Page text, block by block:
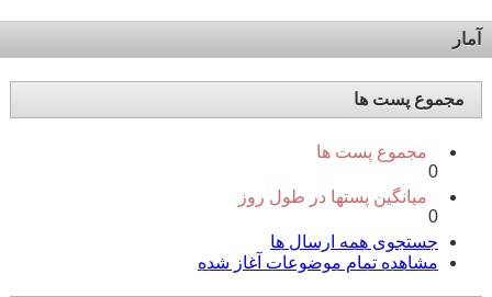
آمار
مجموع پست ها
مجموع پست ها
0
میانگین پستها در طول روز
0
جستجوی همه ارسال ها
مشاهده تمام موضوعات آغاز شده